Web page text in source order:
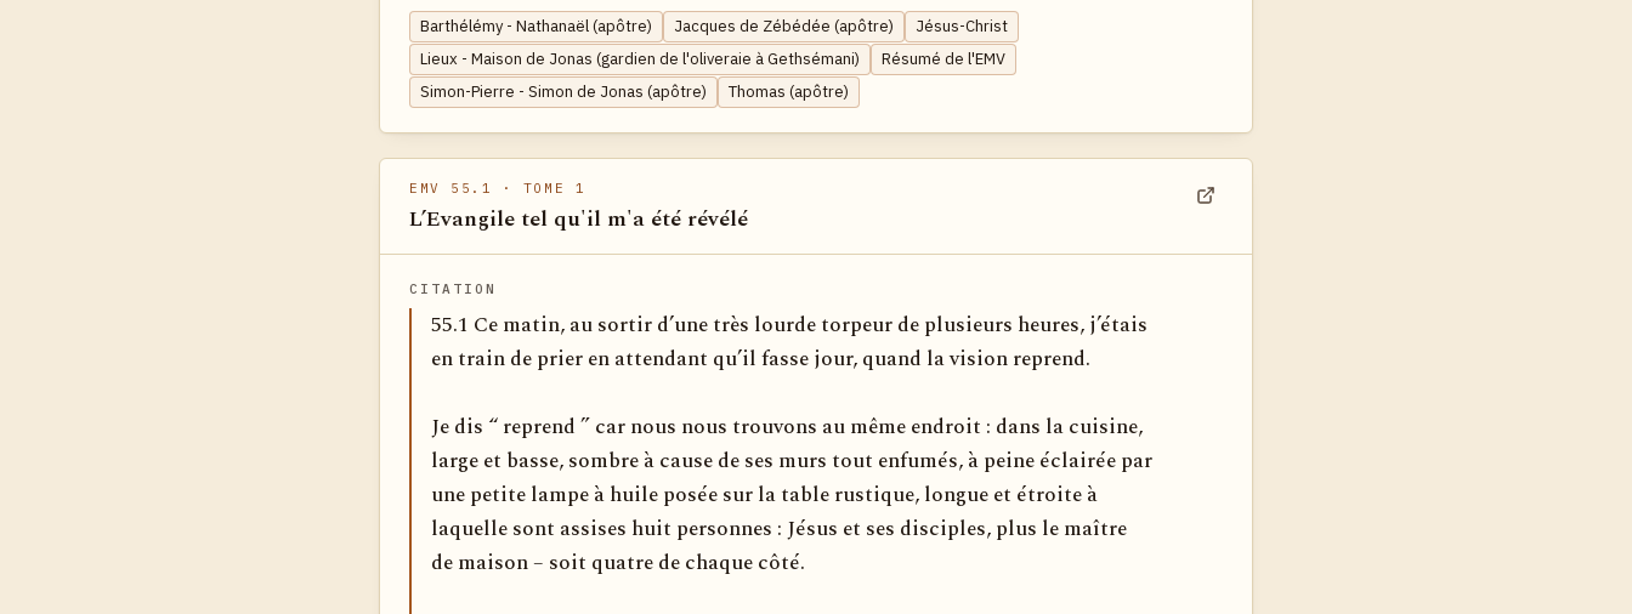
Barthélémy - Nathanaël (apôtre) Jacques de Zébédée (apôtre)
Jésus-Christ
Lieux - Maison de Jonas (gardien de l'oliveraie à Gethsémani)
Résumé de l'EMV
Simon-Pierre - Simon de Jonas (apôtre)
Thomas (apôtre)
EMV 55.1 · TOME 1
L’Evangile tel qu'il m'a été révélé
CITATION
55.1 Ce matin, au sortir d’une très lourde torpeur de plusieurs heures, j’étais
en train de prier en attendant qu’il fasse jour, quand la vision reprend.
Je dis “ reprend ” car nous nous trouvons au même endroit : dans la cuisine,
large et basse, sombre à cause de ses murs tout enfumés, à peine éclairée par
une petite lampe à huile posée sur la table rustique, longue et étroite à
laquelle sont assises huit personnes : Jésus et ses disciples, plus le maître
de maison – soit quatre de chaque côté.